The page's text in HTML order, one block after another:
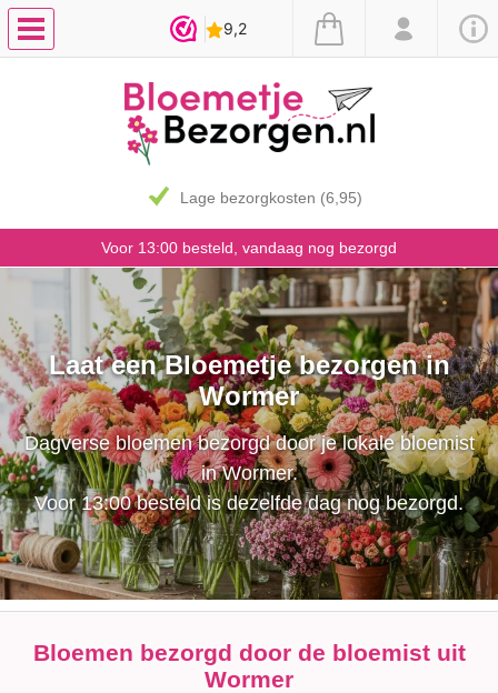
Lage bezorgkosten (6,95)
Voor 13:00 besteld, vandaag nog bezorgd
Laat een Bloemetje bezorgen in
Wormer
Dagverse bloemen bezorgd door je lokale bloemist
in Wormer.
Voor 13:00 besteld is dezelfde dag nog bezorgd.
Bloemen bezorgd door de bloemist uit
Wormer